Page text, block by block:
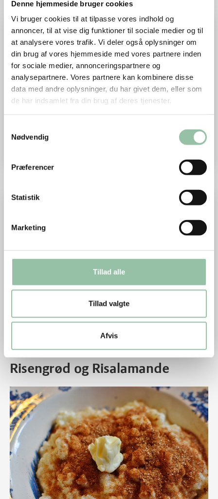
Denne hjemmeside bruger cookies
Vi bruger cookies til at tilpasse vores indhold og
annoncer, til at vise dig funktioner til sociale medier og til
at analysere vores trafik. Vi deler også oplysninger om
din brug af vores hjemmeside med vores partnere inden
for sociale medier, annonceringspartnere og
analysepartnere. Vores partnere kan kombinere disse
data med andre oplysninger, du har givet dem, eller som
de har indsamlet fra din brug af deres tjenester.
Nødvendig
Præferencer
Statistik
Marketing
Tillad alle
Tillad valgte
Afvis
Læs mere om Thanksgiving-kalkun med sweet potatoes
Thanksgiving-kalkun med sweet potatoes
Thanksgiving-kalkun med sweet potatoes
Risengrød og Risalamande